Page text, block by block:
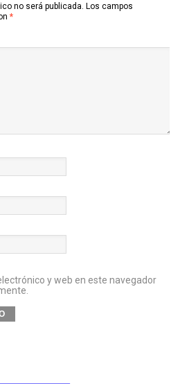
no será publicada. Los campos
*
y web en este navegador